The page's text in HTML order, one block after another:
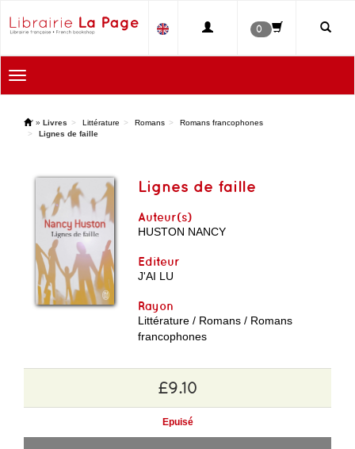
0
Toggle
navigation
' » Livres Littérature Romans
Romans francophones
Lignes de faille
Lignes de faille
Auteur(s)
HUSTON NANCY
Editeur
J'AI LU
Rayon
Littérature / Romans / Romans
francophones
£9.10
Epuisé